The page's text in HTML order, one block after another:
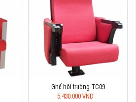
Ghế hội trường TC09
5.430.000 VNĐ